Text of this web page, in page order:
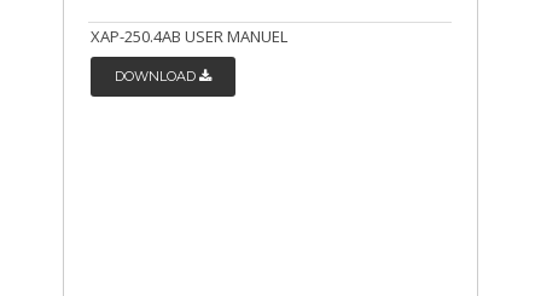
XAP-250.4AB USER MANUEL
DOWNLOAD